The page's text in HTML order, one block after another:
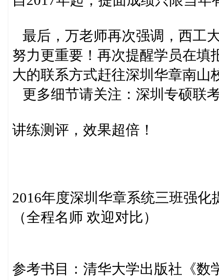
最后，万老师再次强调，西工
努力更重要！再次提醒学员在填
大的联系方式赶往深圳华章南山
更多细节请关注：深圳专硕联
讲练测评，效果超倍！
2016年度深圳华章系统三班强化
（全程名师 欢迎对比）
参考书目：清华大学出版社《数